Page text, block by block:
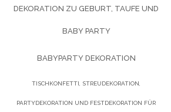
DEKORATION ZU GEBURT, TAUFE UND
BABY PARTY
BABYPARTY DEKORATION
TISCHKONFETTI, STREUDEKORATION,
PARTYDEKORATION UND FESTDEKORATION FÜR